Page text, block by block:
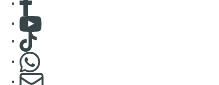
Consulter Youtube
Consulter TikTok
S'abonner à notre newsletter